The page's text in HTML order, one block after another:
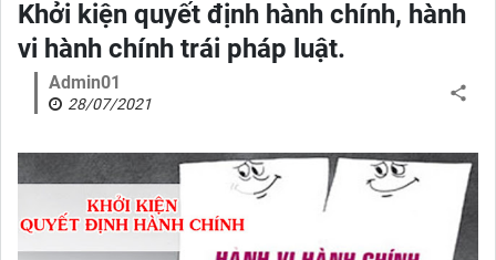
Khởi kiện quyết định hành chính, hành
vi hành chính trái pháp luật.
Admin01
28/07/2021